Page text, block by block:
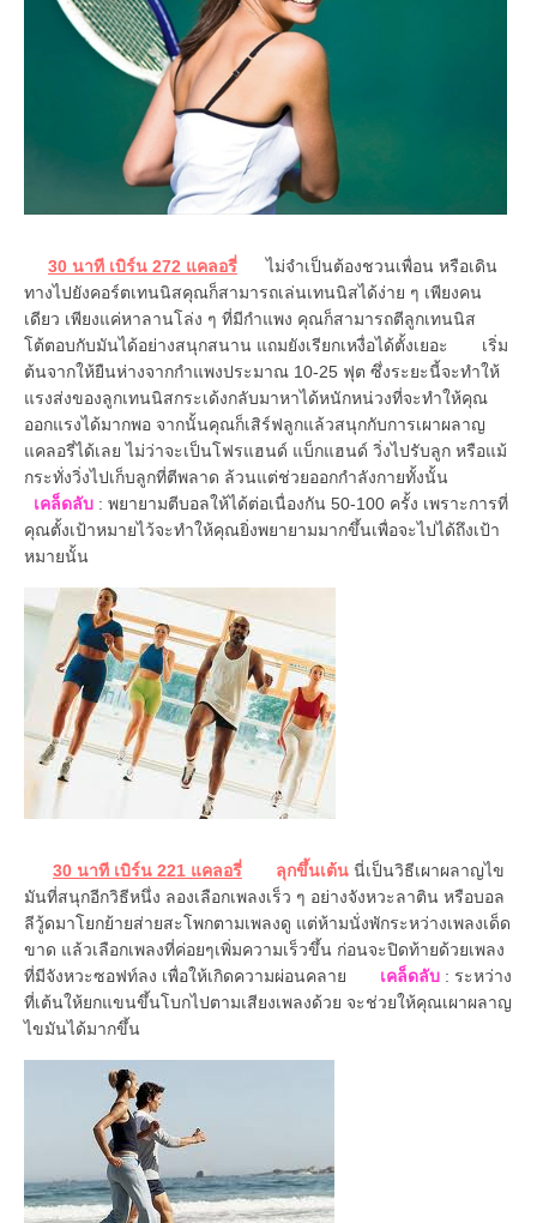
30 นาที เบิร์น 272 แคลอรี่ ไม่จำเป็นต้องชวนเพื่อน หรือเดิน
ทางไปยังคอร์ตเทนนิสคุณก็สามารถเล่นเทนนิสได้ง่าย ๆ เพียงคน
เดียว เพียงแค่หาลานโล่ง ๆ ที่มีกำแพง คุณก็สามารถตีลูกเทนนิส
โต้ตอบกับมันได้อย่างสนุกสนาน แถมยังเรียกเหงื่อได้ตั้งเยอะ เริ่ม
ต้นจากให้ยืนห่างจากกำแพงประมาณ 10-25 ฟุต ซึ่งระยะนี้จะทำให้
แรงส่งของลูกเทนนิสกระเด้งกลับมาหาได้หนักหน่วงที่จะทำให้คุณ
ออกแรงได้มากพอ จากนั้นคุณก็เสิร์ฟลูกแล้วสนุกกับการเผาผลาญ
แคลอรี่ได้เลย ไม่ว่าจะเป็นโฟรแฮนด์ แบ็กแฮนด์ วิ่งไปรับลูก หรือแม้
กระทั่งวิ่งไปเก็บลูกที่ตีพลาด ล้วนแต่ช่วยออกกำลังกายทั้งนั้น
เคล็ดลับ : พยายามตีบอลให้ได้ต่อเนื่องกัน 50-100 ครั้ง เพราะการที่
คุณตั้งเป้าหมายไว้จะทำให้คุณยิ่งพยายามมากขึ้นเพื่อจะไปได้ถึงเป้า
หมายนั้น
30 นาที เบิร์น 221 แคลอรี่ ลุกขึ้นเต้น นี่เป็นวิธีเผาผลาญไข
มันที่สนุกอีกวิธีหนึ่ง ลองเลือกเพลงเร็ว ๆ อย่างจังหวะลาติน หรือบอล
ลีวู้ดมาโยกย้ายส่ายสะโพกตามเพลงดู แต่ห้ามนั่งพักระหว่างเพลงเด็ด
ขาด แล้วเลือกเพลงที่ค่อยๆเพิ่มความเร็วขึ้น ก่อนจะปิดท้ายด้วยเพลง
ที่มีจังหวะซอฟท์ลง เพื่อให้เกิดความผ่อนคลาย เคล็ดลับ : ระหว่าง
ที่เต้นให้ยกแขนขึ้นโบกไปตามเสียงเพลงด้วย จะช่วยให้คุณเผาผลาญ
ไขมันได้มากขึ้น